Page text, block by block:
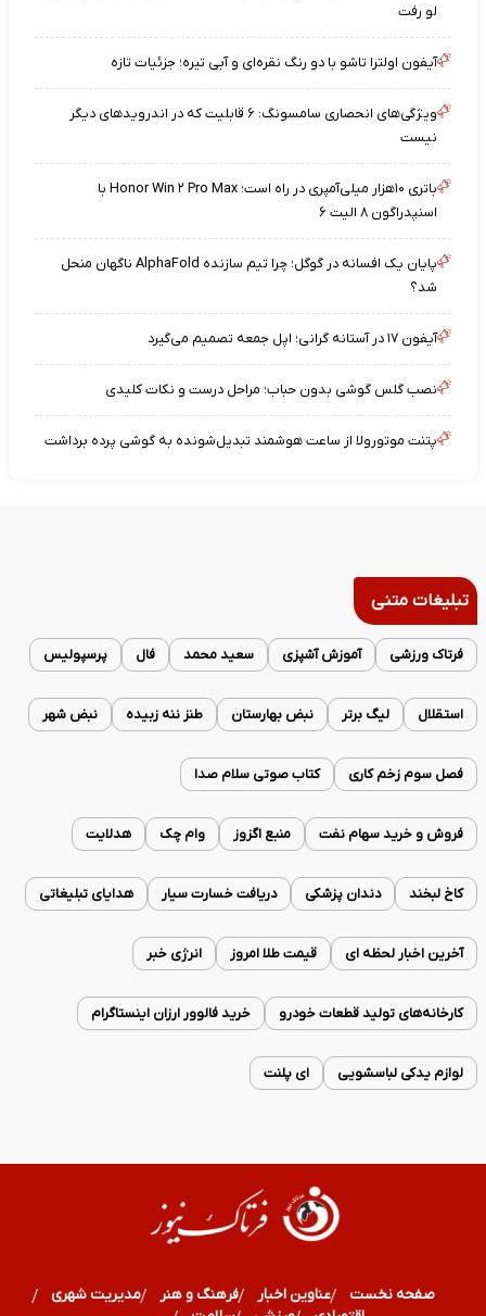
لو رفت
آیفون اولترا تاشو با دو رنگ نقره‌ای و آبی تیره؛ جزئیات تازه
ویژگی‌های انحصاری سامسونگ: ۶ قابلیت که در اندرویدهای دیگر
نیست
باتری ۱۰هزار میلی‌آمپری در راه است؛ Honor Win ۲ Pro Max با
اسنپدراگون ۸ الیت ۶
پایان یک افسانه در گوگل؛ چرا تیم سازنده AlphaFold ناگهان منحل
شد؟
آیفون ۱۷ در آستانه گرانی؛ اپل جمعه تصمیم می‌گیرد
نصب گلس گوشی بدون حباب؛ مراحل درست و نکات کلیدی
پتنت موتورولا از ساعت هوشمند تبدیل‌شونده به گوشی پرده برداشت
تبلیغات متنی
فرتاک ورزشی آموزش آشپزی سعید محمد فال پرسپولیس
استقلال لیگ برتر نبض بهارستان طنز ننه زبیده نبض شهر
فصل سوم زخم کاری کتاب صوتی سلام صدا
فروش و خرید سهام نفت منبع اگزوز وام چک هدلایت
کاخ لبخند دندان پزشکی دریافت خسارت سیار هدایای تبلیغاتی
آخرین اخبار لحظه ای قیمت طلا امروز انرژی خبر
کارخانه‌های تولید قطعات خودرو خرید فالوور ارزان اینستاگرام
لوازم یدکی لباسشویی ای پلنت
صفحه نخست عناوین اخبار فرهنگ و هنر
مدیریت شهری